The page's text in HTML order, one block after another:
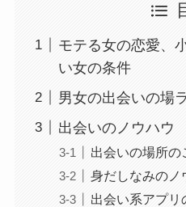
モテる女の恋愛、
い女の条件
男女の出会いの場
出会いのノウハウ
出会いの場所の
身だしなみのノ
出会い系アプリ